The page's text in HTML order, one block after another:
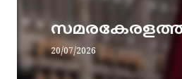
20/07/2026